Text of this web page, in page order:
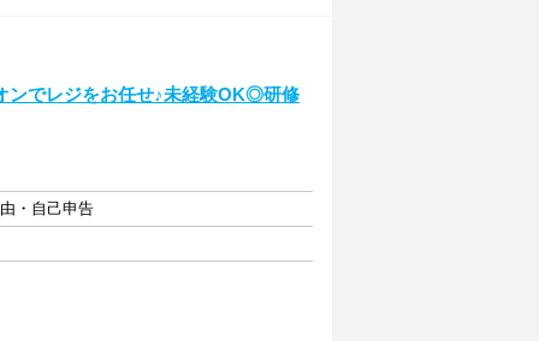
ンでレジをお任せ♪未経験OK◎研修
・自己申告